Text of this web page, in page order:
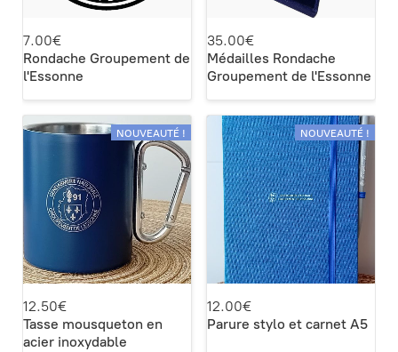
7.00€
Rondache Groupement de
l'Essonne
35.00€
Médailles Rondache
Groupement de l'Essonne
NOUVEAUTÉ !
12.50€
Tasse mousqueton en
acier inoxydable
NOUVEAUTÉ !
12.00€
Parure stylo et carnet A5